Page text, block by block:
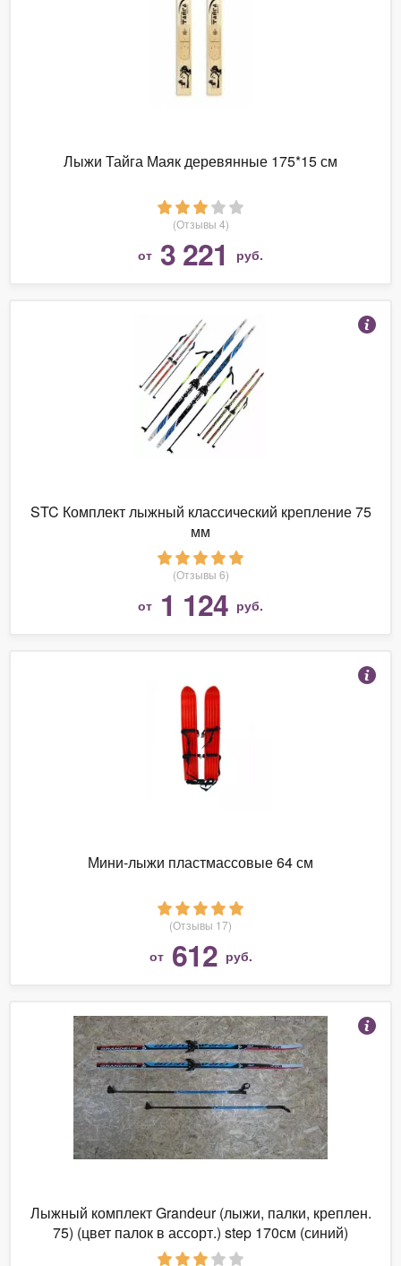
Лыжи Тайга Маяк деревянные 175*15 см
(Отзывы 4)
от 3 221 руб.
STC Комплект лыжный классический крепление 75
мм
(Отзывы 6)
от 1 124 руб.
Мини-лыжи пластмассовые 64 см
(Отзывы 17)
от 612 руб.
Лыжный комплект Grandeur (лыжи, палки, креплен.
75) (цвет палок в ассорт.) step 170см (синий)